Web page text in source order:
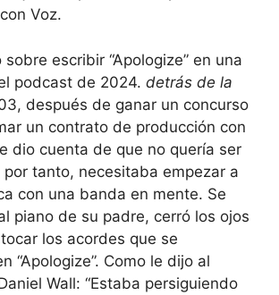
Voz.
escribir “Apologize” en una
podcast de 2024. detrás de la
después de ganar un concurso
un contrato de producción con
dio cuenta de que no quería ser
por tanto, necesitaba empezar a
con una banda en mente. Se
piano de su padre, cerró los ojos
los acordes que se
“Apologize”. Como le dijo al
Wall: “Estaba persiguiendo